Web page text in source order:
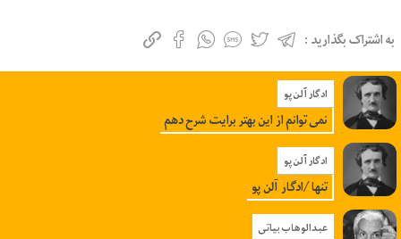
به اشتراک بگذارید :
ادگار آلن پو
نمی توانم از این بهتر برایت شرح دهم
ادگار آلن پو
تنها /ادگار آلن پو
عبدالوهاب بیاتی